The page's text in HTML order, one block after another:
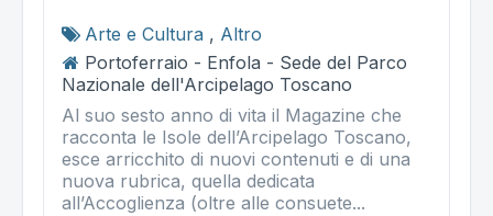
Arte e Cultura , Altro
Portoferraio - Enfola - Sede del Parco
Nazionale dell'Arcipelago Toscano
Al suo sesto anno di vita il Magazine che
racconta le Isole dell’Arcipelago Toscano,
esce arricchito di nuovi contenuti e di una
nuova rubrica, quella dedicata
all’Accoglienza (oltre alle consuete...